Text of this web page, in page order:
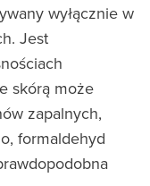
wyłącznie w
Jest
skórą może
zapalnych,
formaldehyd